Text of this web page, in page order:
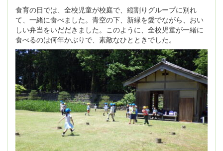
食育の日では、全校児童が校庭で、縦割りグループに別れ
て、一緒に食べました。青空の下、新緑を愛でながら、おい
しい弁当をいだだきました。このように、全校児童が一緒に
食べるのは何年かぶりで、素敵なひとときでした。